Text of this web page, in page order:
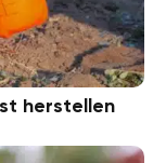
herstellen